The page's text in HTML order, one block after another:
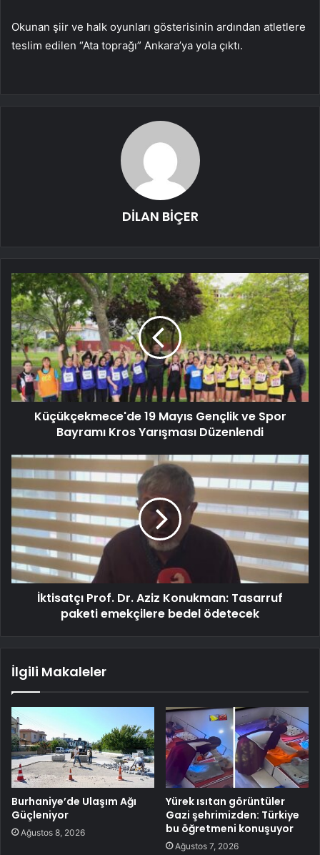
Okunan şiir ve halk oyunları gösterisinin ardından atletlere
teslim edilen “Ata toprağı” Ankara’ya yola çıktı.
DİLAN BİÇER
Küçükçekmece'de 19 Mayıs Gençlik ve Spor
Bayramı Kros Yarışması Düzenlendi
İktisatçı Prof. Dr. Aziz Konukman: Tasarruf
paketi emekçilere bedel ödetecek
İlgili Makaleler
Burhaniye’de Ulaşım Ağı
Güçleniyor
Ağustos 8, 2026
Yürek ısıtan görüntüler
Gazi şehrimizden: Türkiye
bu öğretmeni konuşuyor
Ağustos 7, 2026